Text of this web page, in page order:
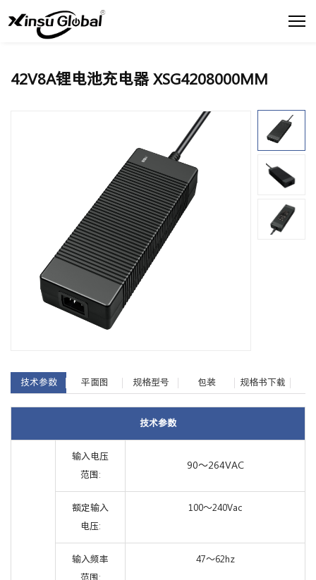
42V8A锂电池充电器 XSG4208000MM
技术参数 平面图 规格型号 包装 规格书下载
技术参数
输入电压
范围:
90～264VAC
额定输入
电压:
100～240Vac
输入频率
范围:
47～62hz